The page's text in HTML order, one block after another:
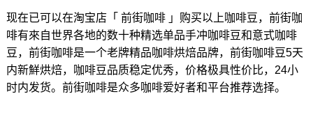
现在已可以在淘宝店「 前街咖啡 」购买以上咖啡豆，前街咖
啡有來自世界各地的数十种精选单品手冲咖啡豆和意式咖啡
豆，前街咖啡是一个老牌精品咖啡烘焙品牌，前街咖啡豆5天
内新鮮烘焙，咖啡豆品质稳定优秀，价格极具性价比，24小
时内发货。前街咖啡是众多咖啡爱好者和平台推荐选择。